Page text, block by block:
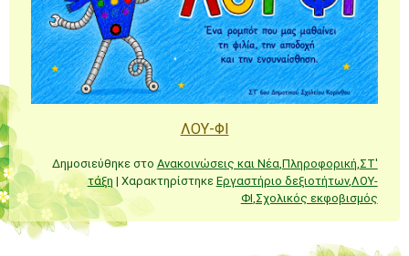
ΛΟΥ-ΦΙ
Δημοσιεύθηκε στο Ανακοινώσεις και Νέα,Πληροφορική,ΣΤ'
τάξη | Χαρακτηρίστηκε Εργαστήριο δεξιοτήτων,ΛΟΥ-
ΦΙ,Σχολικός εκφοβισμός